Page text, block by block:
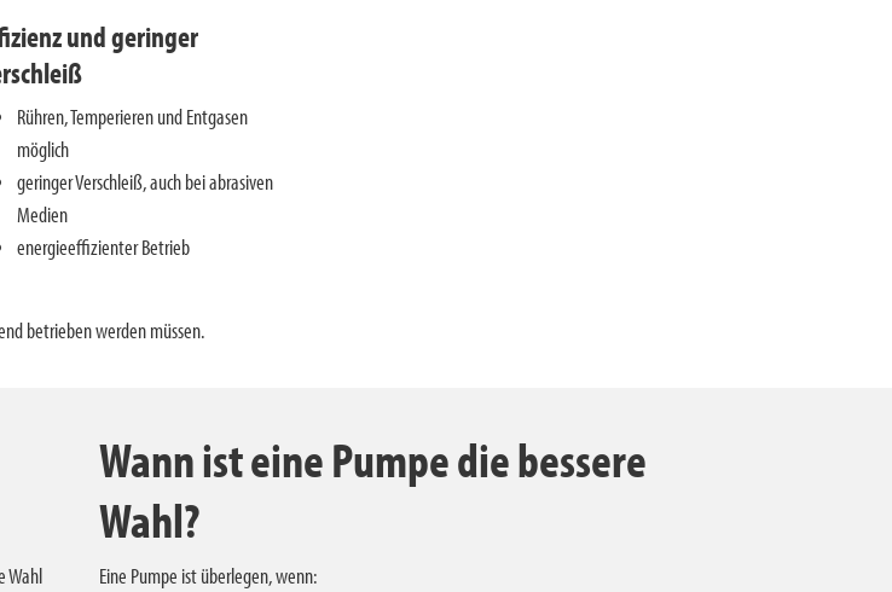
und geringer
Rühren, Temperieren und Entgasen
möglich
geringer Verschleiß, auch bei abrasiven
Medien
energieeffizienter Betrieb
betrieben werden müssen.
Wahl
Wann ist eine Pumpe die bessere
Wahl?
Eine Pumpe ist überlegen, wenn: